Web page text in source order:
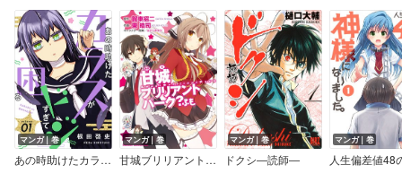
マンガ｜巻
あの時助けたカラスがドジすぎて困る
マンガ｜巻
甘城ブリリアントパーク？ ふも
マンガ｜巻
ドクシ―読師―
マンガ｜巻